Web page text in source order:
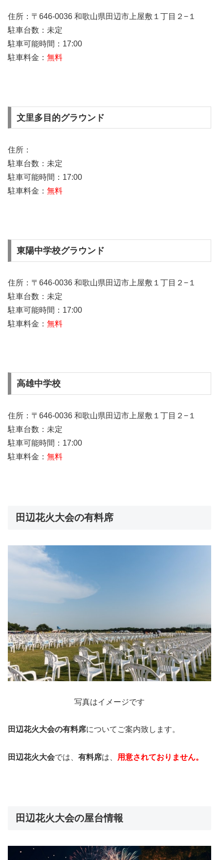
住所：〒646-0036 和歌山県田辺市上屋敷１丁目２−１
駐車台数：未定
駐車可能時間：17:00
駐車料金： 無料
文里多目的グラウンド
住所：
駐車台数：未定
駐車可能時間：17:00
駐車料金： 無料
東陽中学校グラウンド
住所：〒646-0036 和歌山県田辺市上屋敷１丁目２−１
駐車台数：未定
駐車可能時間：17:00
駐車料金： 無料
高雄中学校
住所：〒646-0036 和歌山県田辺市上屋敷１丁目２−１
駐車台数：未定
駐車可能時間：17:00
駐車料金： 無料
田辺花火大会の有料席
写真はイメージです
田辺花火大会の有料席についてご案内致します。
田辺花火大会では、 有料席は、 用意されておりません。
田辺花火大会の屋台情報